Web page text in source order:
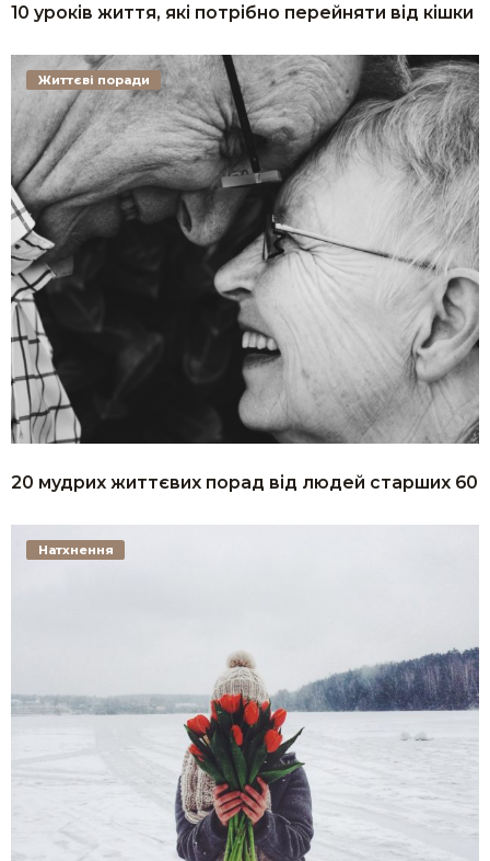
10 уроків життя, які потрібно перейняти від кішки
20 мудрих життєвих порад від людей старших 60
Життєві поради
Натхнення